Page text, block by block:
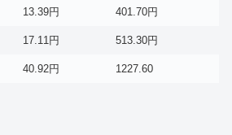
13.39円 401.70円
17.11円 513.30円
40.92円 1227.60